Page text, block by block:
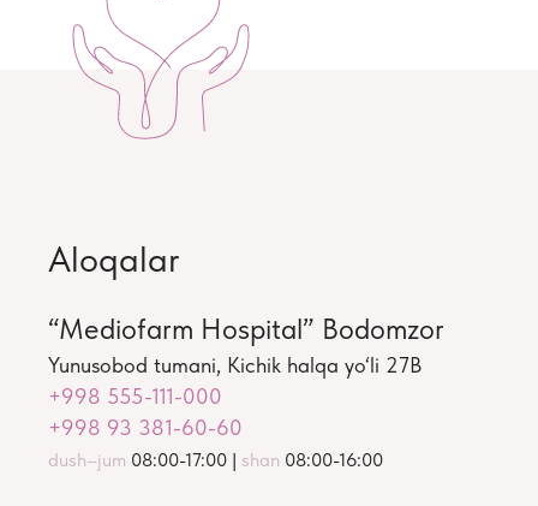
Aloqalar
“Mediofarm Hospital” Bodomzor
Yunusobod tumani, Kichik halqa yo‘li 27B
+998 555-111-000
+998 93 381-60-60
dush–jum 08:00-17:00 | shan 08:00-16:00